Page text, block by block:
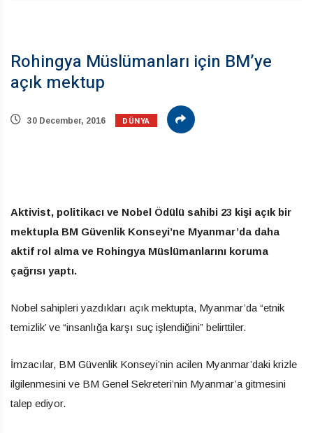
Rohingya Müslümanları için BM’ye
açık mektup
30 December, 2016 DÜNYA
Aktivist, politikacı ve Nobel Ödülü sahibi 23 kişi açık bir
mektupla BM Güvenlik Konseyi’ne Myanmar’da daha
aktif rol alma ve Rohingya Müslümanlarını koruma
çağrısı yaptı.
Nobel sahipleri yazdıkları açık mektupta, Myanmar’da “etnik
temizlik’ ve “insanlığa karşı suç işlendiğini” belirttiler.
İmzacılar, BM Güvenlik Konseyi’nin acilen Myanmar’daki krizle
ilgilenmesini ve BM Genel Sekreteri’nin Myanmar’a gitmesini
talep ediyor.